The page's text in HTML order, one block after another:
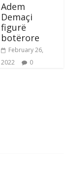
Adem
Demaçi
figurë
botërore
February 26,
2022
0